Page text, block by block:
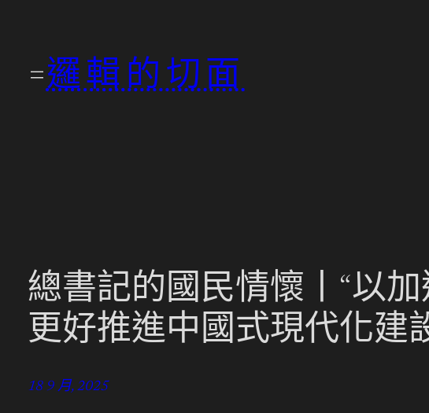
邏輯的切面
總書記的國民情懷丨“以
更好推進中國式現代化建
18 9 月, 2025